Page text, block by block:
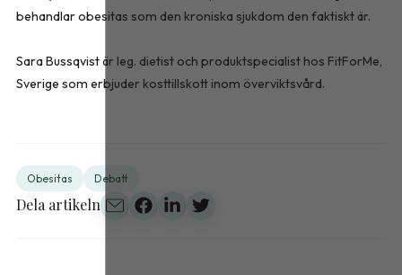
behandlar obesitas som den kroniska sjukdom den faktiskt är.
Sara Bussqvist är leg. dietist och produktspecialist hos FitForMe,
Sverige som erbjuder kosttillskott inom överviktsvård.
Obesitas Debatt
Dela artikeln